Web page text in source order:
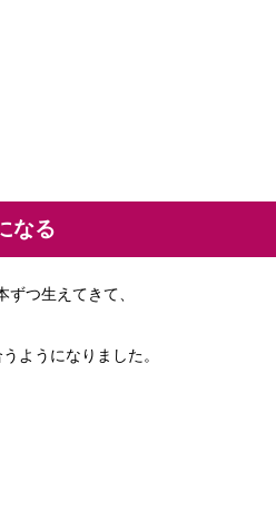
なる
つ生えてきて、
ようになりました。